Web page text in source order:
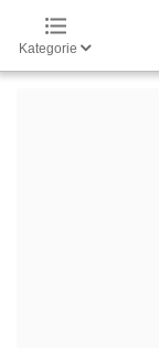
Kategorie